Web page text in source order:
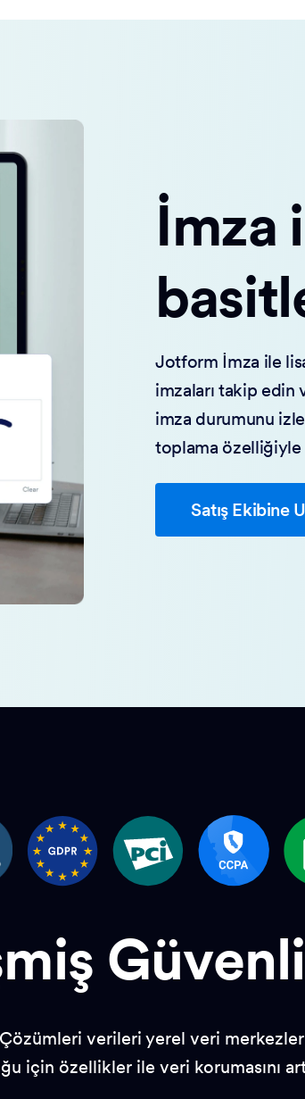
İmza
Jotform İmza ile
imzaları takip edin
imza durumunu
toplama özelliğiyle
Satış Ekibine
verileri yerel veri
için özellikler ile veri korumasını